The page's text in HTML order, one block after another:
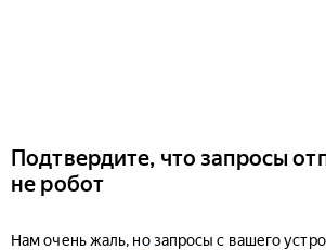
Подтвердите, что запросы
не робот
Нам очень жаль, но запросы с вашего